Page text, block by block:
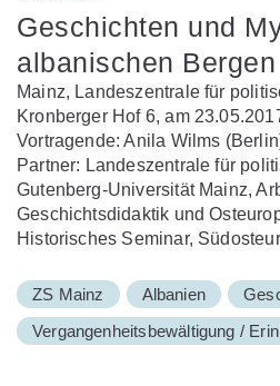
Geschichten und
albanischen Bergen
Mainz, Landeszentrale für
Kronberger Hof 6, am
Vortragende: Anila Wilms
Partner: Landeszentrale für
Gutenberg-Universität Mainz,
Geschichtsdidaktik und
Historisches Seminar,
ZS Mainz Albanien
Vergangenheitsbewältigung /